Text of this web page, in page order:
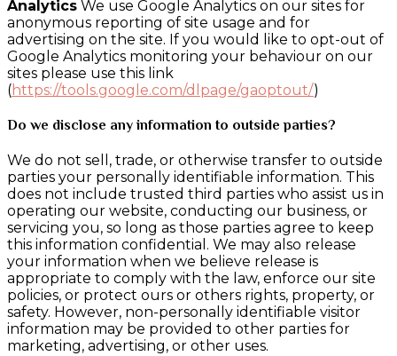
Analytics We use Google Analytics on our sites for
anonymous reporting of site usage and for
advertising on the site. If you would like to opt-out of
Google Analytics monitoring your behaviour on our
sites please use this link
(https://tools.google.com/dlpage/gaoptout/)
Do we disclose any information to outside parties?
We do not sell, trade, or otherwise transfer to outside
parties your personally identifiable information. This
does not include trusted third parties who assist us in
operating our website, conducting our business, or
servicing you, so long as those parties agree to keep
this information confidential. We may also release
your information when we believe release is
appropriate to comply with the law, enforce our site
policies, or protect ours or others rights, property, or
safety. However, non-personally identifiable visitor
information may be provided to other parties for
marketing, advertising, or other uses.